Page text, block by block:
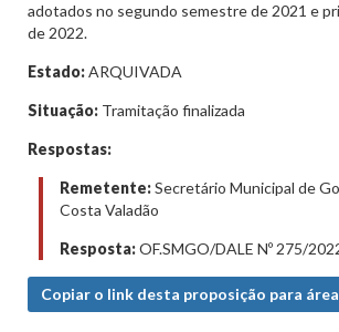
adotados no segundo semestre de 2021 e
de 2022.
Estado:ARQUIVADA
Situação: Tramitação finalizada
Respostas:
Remetente:Secretário Municipal de
Costa Valadão
Resposta:OF.SMGO/DALE Nº 275/
Copiar o link desta proposição para